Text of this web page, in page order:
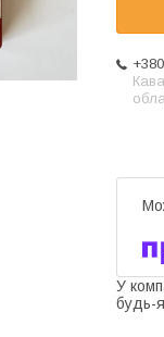
У
будь-